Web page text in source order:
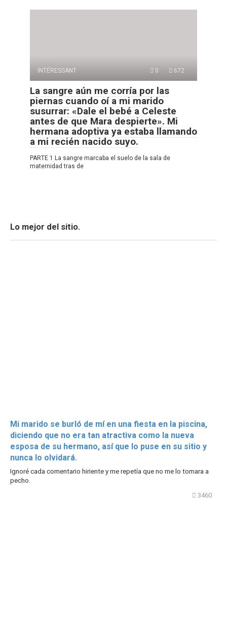
INTÉRESSANT 0 672
La sangre aún me corría por las
piernas cuando oí a mi marido
susurrar: «Dale el bebé a Celeste
antes de que Mara despierte». Mi
hermana adoptiva ya estaba llamando
a mi recién nacido suyo.
PARTE 1 La sangre marcaba el suelo de la sala de
maternidad tras de
Lo mejor del sitio.
Mi marido se burló de mí en una fiesta en la piscina,
diciendo que no era tan atractiva como la nueva
esposa de su hermano, así que lo puse en su sitio y
nunca lo olvidará.
Ignoré cada comentario hiriente y me repetía que no me lo tomara a
pecho.
3460